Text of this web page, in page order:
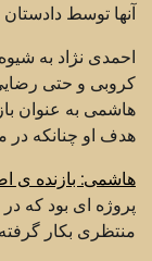
آنها توسط دادستان
احمدی نژاد به
کروبی و حتی
هاشمی به عنوان
هدف او چنانکه در
هاشمی: بازنده ی
پروژه ای بود که
منتظری بکار